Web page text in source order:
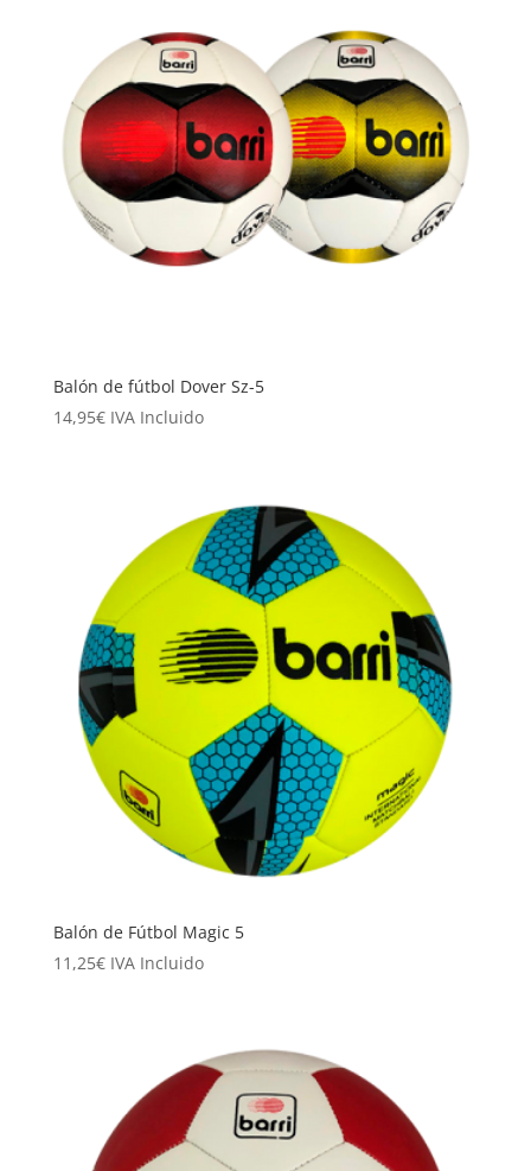
Balón de fútbol Dover Sz-5
14,95€ IVA Incluido
Balón de Fútbol Magic 5
11,25€ IVA Incluido